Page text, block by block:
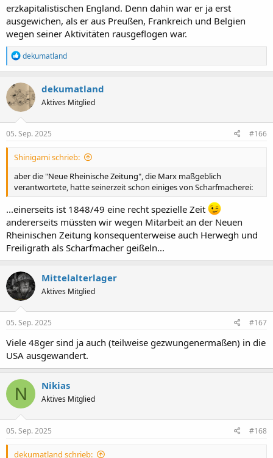
erzkapitalistischen England. Denn dahin war er ja erst
ausgewichen, als er aus Preußen, Frankreich und Belgien
wegen seiner Aktivitäten rausgeflogen war.
R
e
a
k
t
i
o
n
e
dekumatland
dekumatland
Aktives Mitglied
05. Sep. 2025 #166
Shinigami schrieb:
aber die "Neue Rheinische Zeitung", die Marx maßgeblich
verantwortete, hatte seinerzeit schon einiges von Scharfmacherei:
...einerseits ist 1848/49 eine recht spezielle Zeit
andererseits müssten wir wegen Mitarbeit an der Neuen
Rheinischen Zeitung konsequenterweise auch Herwegh und
Freiligrath als Scharfmacher geißeln...
Mittelalterlager
Aktives Mitglied
05. Sep. 2025 #167
Viele 48ger sind ja auch (teilweise gezwungenermaßen) in die
USA ausgewandert.
N Nikias
Aktives Mitglied
05. Sep. 2025 #168
dekumatland schrieb: